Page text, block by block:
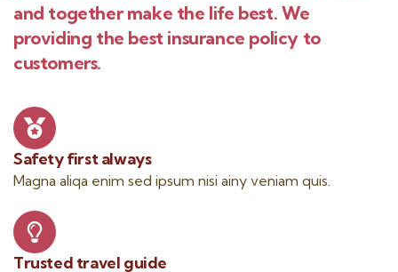
and together make the life best. We
providing the best insurance policy to
customers.
Safety first always
Magna aliqa enim sed ipsum nisi ainy veniam quis.
Trusted travel guide